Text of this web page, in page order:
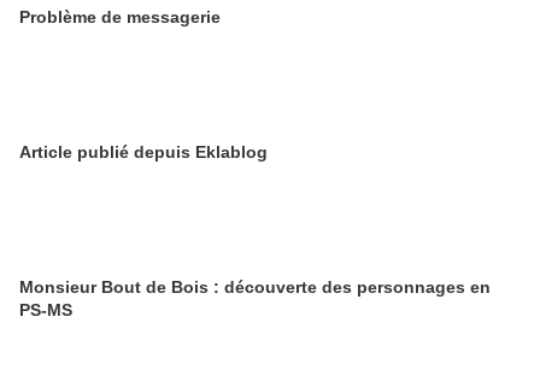
Problème de messagerie
Article publié depuis Eklablog
Monsieur Bout de Bois : découverte des personnages en
PS-MS